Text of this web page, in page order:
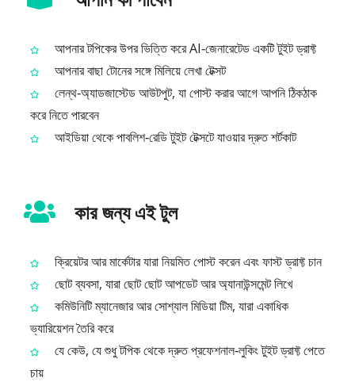
আপনার টপিকের উপর ভিত্তি করে AI‑জেনারেটেড একটি টুইট ড্রাফ্ট
আপনার বাছা টোনের সঙ্গে মিলিয়ে লেখা টেক্সট
লেন্থ‑অ্যাডজাস্টেড আউটপুট, যা পোস্ট করার আগে আপনি ঠিকঠাক
করে নিতে পারবেন
আইডিয়া থেকে পাবলিশ‑রেডি টুইট টেক্সটে যাওয়ার দ্রুত শর্টকাট
কার জন্য এই টুল
ক্রিয়েটর আর মার্কেটার যারা নিয়মিত পোস্ট করেন এবং ফাস্ট ড্রাফ্ট চান
ছোট ব্যবসা, যারা ছোট ছোট আপডেট আর অ্যানাউন্সমেন্ট লিখে
কমিউনিটি ম্যানেজার আর সোশ্যাল মিডিয়া টিম, যারা একাধিক
ভ্যারিয়েশন তৈরি করে
যে কেউ, যে শুধু টপিক থেকে দ্রুত প্রফেশনাল‑লুকিং টুইট ড্রাফ্ট পেতে
চায়